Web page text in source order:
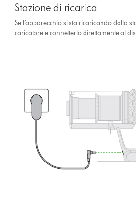
Stazione di ricarica
Se l’apparecchio si sta ricaricando dalla
caricatore e connetterlo direttamente al